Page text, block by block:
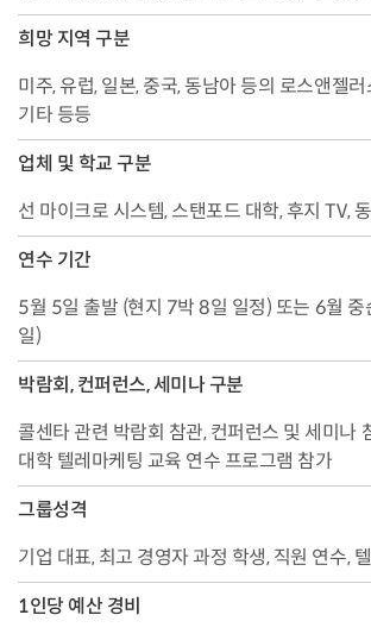
희망 지역 구분
미주, 유럽, 일본, 중국, 동남아 등의 로스앤젤
기타 등등
업체 및 학교 구분
선 마이크로 시스템, 스탠포드 대학, 후지 TV,
연수 기간
5월 5일 출발 (현지 7박 8일 일정) 또는 6월
일)
박람회, 컨퍼런스, 세미나 구분
콜센타 관련 박람회 참관, 컨퍼런스 및 세미나
대학 텔레마케팅 교육 연수 프로그램 참가
그룹성격
기업 대표, 최고 경영자 과정 학생, 직원 연수,
1인당 예산 경비